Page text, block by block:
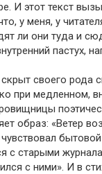
И этот текст
у меня, у
ли они туда и
пастух,
своего рода
при медленном,
образ: «Ветер
бытовой
с старыми
с ними». И в